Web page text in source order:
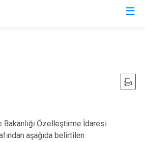
Bakanlığı Özelleştirme İdaresi
aşağıda belirtilen